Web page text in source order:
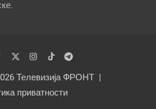
Телевизија ФРОНТ
приватности